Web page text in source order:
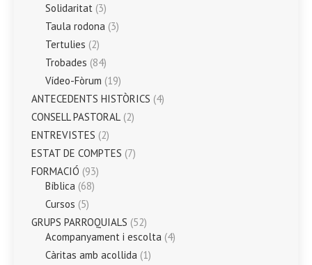
Solidaritat (3)
Taula rodona (3)
Tertulies (2)
Trobades (84)
Vídeo-Fòrum (19)
ANTECEDENTS HISTÒRICS (4)
CONSELL PASTORAL (2)
ENTREVISTES (2)
ESTAT DE COMPTES (7)
FORMACIÓ (93)
Bíblica (68)
Cursos (5)
GRUPS PARROQUIALS (52)
Acompanyament i escolta (4)
Càritas amb acollida (1)